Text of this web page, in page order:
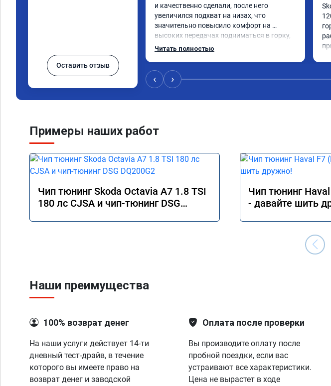
Оставить отзыв
и качественно сделали, после него
увеличился подхват на низах, что
значительно повысило комфорт на
высоких передачах подниматься в горку,
услуга однозначно стоит своих денег.
Читать полностью
‹ ›
Примеры наших работ
Чип тюнинг Skoda Octavia A7 1.8 TSI
180 лс CJSA и чип-тюнинг DSG
Чип тюнинг
- давайте шить
Наши преимущества
100% возврат денег
На наши услуги действует 14-ти
дневный тест-драйв, в течение
которого вы имеете право на
возврат денег и заводской
Оплата после проверки
Вы производите оплату после
пробной поездки, если вас
устраивают все характеристики.
Цена не вырастет в ходе